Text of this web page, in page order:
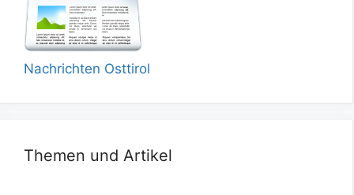
Nachrichten Osttirol
Themen und Artikel